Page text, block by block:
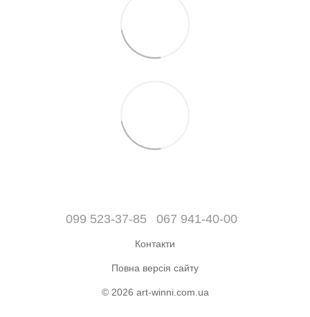
099 523-37-85 067 941-40-00
Контакти
Повна версія сайту
© 2026 art-winni.com.ua